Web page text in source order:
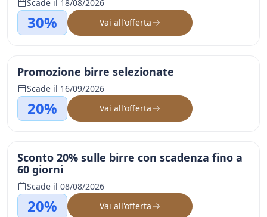
Scade il 18/08/2026
30% Vai all'offerta
Promozione birre selezionate
Scade il 16/09/2026
20% Vai all'offerta
Sconto 20% sulle birre con scadenza fino a
60 giorni
Scade il 08/08/2026
20% Vai all'offerta